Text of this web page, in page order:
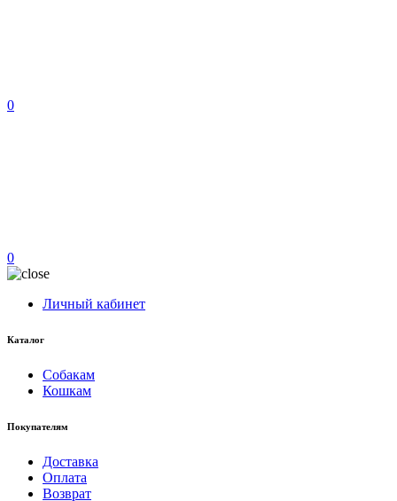
0
0
Личный кабинет
Каталог
Собакам
Кошкам
Покупателям
Доставка
Оплата
Возврат